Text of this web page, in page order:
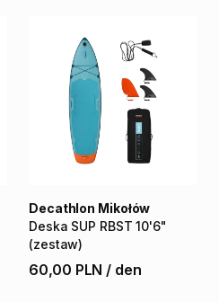
Deska SUP RBST 10'6"
(zestaw)
Decathlon Mikołów
60,00 PLN / den